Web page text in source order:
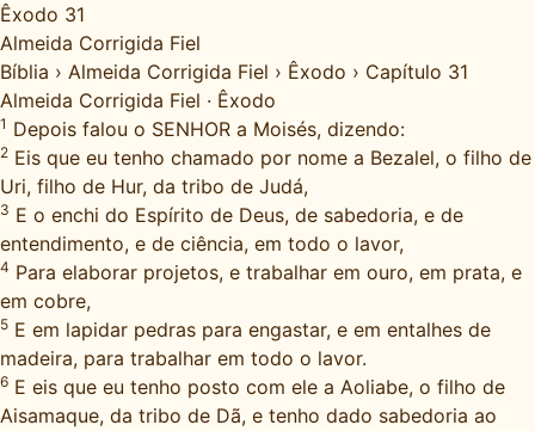
Êxodo 31
Almeida Corrigida Fiel
Bíblia › Almeida Corrigida Fiel › Êxodo › Capítulo 31
Almeida Corrigida Fiel · Êxodo
1 Depois falou o SENHOR a Moisés, dizendo:
2 Eis que eu tenho chamado por nome a Bezalel, o filho de
Uri, filho de Hur, da tribo de Judá,
3 E o enchi do Espírito de Deus, de sabedoria, e de
entendimento, e de ciência, em todo o lavor,
4 Para elaborar projetos, e trabalhar em ouro, em prata, e
em cobre,
5 E em lapidar pedras para engastar, e em entalhes de
madeira, para trabalhar em todo o lavor.
6 E eis que eu tenho posto com ele a Aoliabe, o filho de
Aisamaque, da tribo de Dã, e tenho dado sabedoria ao